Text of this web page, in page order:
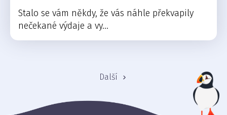
Stalo se vám někdy, že vás náhle překvapily
nečekané výdaje a vy...
Další